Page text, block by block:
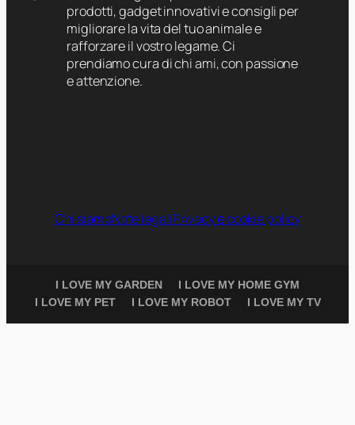
prodotti, gadget innovativi e consigli per
migliorare la vita del tuo animale e
rafforzare il vostro legame. Ci
prendiamo cura di chi ami, con passione
e attenzione.
Chi siamoNote legaliPrivacy e cookie policy
I LOVE MY GARDEN
I LOVE MY HOME GYM
I LOVE MY PET
I LOVE MY ROBOT I LOVE MY TV